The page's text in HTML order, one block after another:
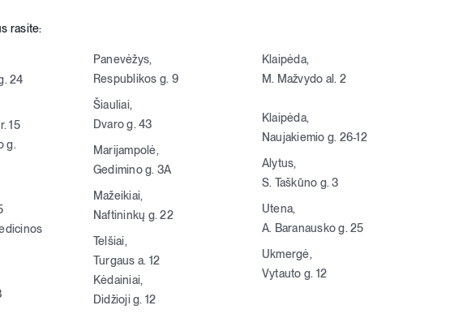
rasite:
24
15
g.
Panevėžys,
Respublikos g. 9
Šiauliai,
Dvaro g. 43
Marijampolė,
Gedimino g. 3A
Mažeikiai,
Naftininkų g. 22
Telšiai,
Turgaus a. 12
Kėdainiai,
Didžioji g. 12
Klaipėda,
M. Mažvydo al. 2
Klaipėda,
Naujakiemio g. 26-12
Alytus,
S. Taškūno g. 3
Utena,
A. Baranausko g. 25
Ukmergė,
Vytauto g. 12